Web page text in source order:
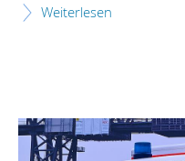
Weiterlesen